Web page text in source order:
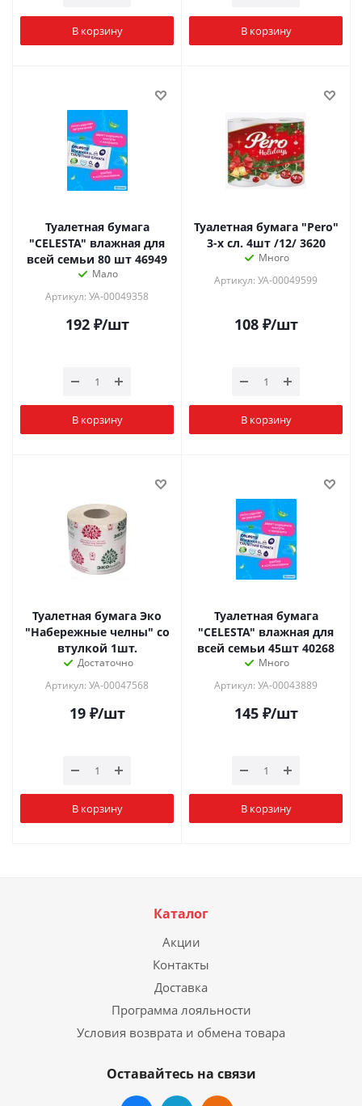
В корзину В корзину
Туалетная бумага
"CELESTA" влажная для
всей семьи 80 шт 46949
Мало
Артикул: УА-00049358
192₽/шт
В корзину
Туалетная бумага "Pero"
3-х сл. 4шт /12/ 3620
Много
Артикул: УА-00049599
108₽/шт
В корзину
Туалетная бумага Эко
"Набережные челны" со
втулкой 1шт.
Достаточно
Артикул: УА-00047568
19₽/шт
В корзину
Туалетная бумага
"CELESTA" влажная для
всей семьи 45шт 40268
Много
Артикул: УА-00043889
145₽/шт
В корзину
Каталог
Акции
Контакты
Доставка
Программа лояльности
Условия возврата и обмена товара
Оставайтесь на связи